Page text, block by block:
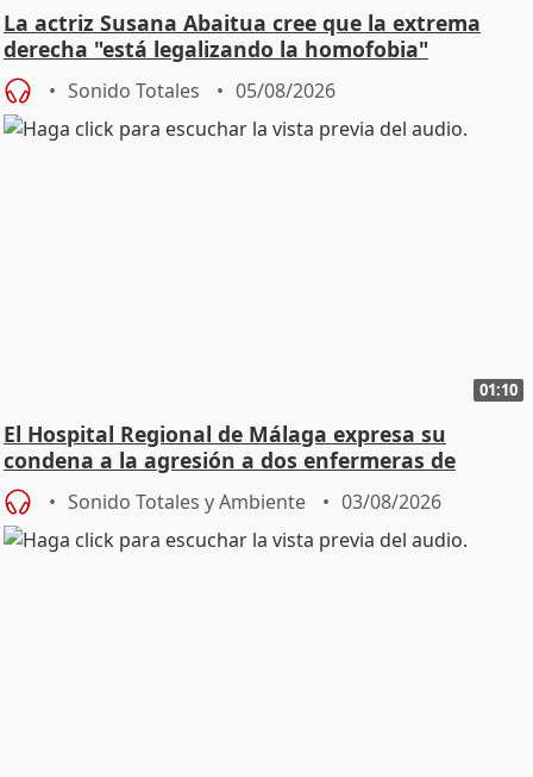
La actriz Susana Abaitua cree que la extrema
derecha "está legalizando la homofobia"
Sonido Totales 05/08/2026
01:10
El Hospital Regional de Málaga expresa su
condena a la agresión a dos enfermeras de
Urgencias
Sonido Totales y Ambiente 03/08/2026